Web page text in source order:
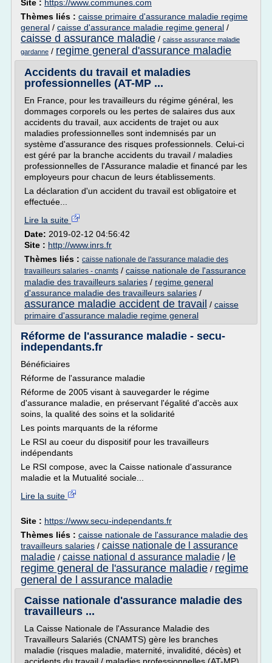
Site : https://www.communes.com
Thèmes liés : caisse primaire d'assurance maladie regime
general / caisse d'assurance maladie regime general /
caisse d assurance maladie / caisse assurance maladie
gardanne / regime general d'assurance maladie
Accidents du travail et maladies
professionnelles (AT-MP ...
En France, pour les travailleurs du régime général, les
dommages corporels ou les pertes de salaires dus aux
accidents du travail, aux accidents de trajet ou aux
maladies professionnelles sont indemnisés par un
système d'assurance des risques professionnels. Celui-ci
est géré par la branche accidents du travail / maladies
professionnelles de l'Assurance maladie et financé par les
employeurs pour chacun de leurs établissements.
La déclaration d'un accident du travail est obligatoire et
effectuée...
Lire la suite
Date: 2019-02-12 04:56:42
Site : http://www.inrs.fr
Thèmes liés : caisse nationale de l'assurance maladie des
travailleurs salaries - cnamts / caisse nationale de l'assurance
maladie des travailleurs salaries / regime general
d'assurance maladie des travailleurs salaries /
assurance maladie accident de travail / caisse
primaire d'assurance maladie regime general
Réforme de l'assurance maladie - secu-
independants.fr
Bénéficiaires
Réforme de l'assurance maladie
Réforme de 2005 visant à sauvegarder le régime
d'assurance maladie, en préservant l'égalité d'accès aux
soins, la qualité des soins et la solidarité
Les points marquants de la réforme
Le RSI au coeur du dispositif pour les travailleurs
indépendants
Le RSI compose, avec la Caisse nationale d'assurance
maladie et la Mutualité sociale...
Lire la suite
Site : https://www.secu-independants.fr
Thèmes liés : caisse nationale de l'assurance maladie des
travailleurs salaries / caisse nationale de l assurance
maladie / caisse national d assurance maladie / le
regime general de l'assurance maladie / regime
general de l assurance maladie
Caisse nationale d'assurance maladie des
travailleurs ...
La Caisse Nationale de l'Assurance Maladie des
Travailleurs Salariés (CNAMTS) gère les branches
maladie (risques maladie, maternité, invalidité, décès) et